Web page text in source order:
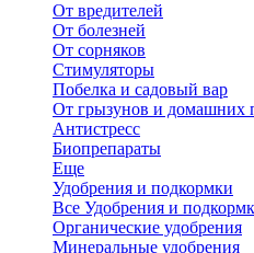
От вредителей
От болезней
От сорняков
Стимуляторы
Побелка и садовый вар
От грызунов и домашних
Антистресс
Биопрепараты
Еще
Удобрения и подкормки
Все Удобрения и
Органические удобрения
Минеральные удобрения